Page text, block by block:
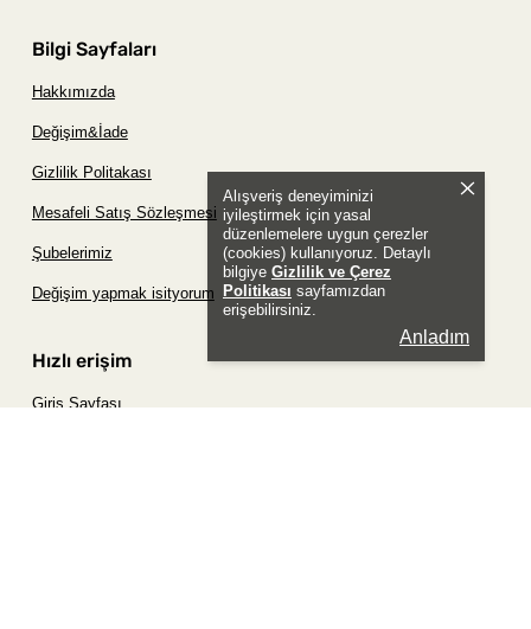
Alışveriş deneyiminizi
iyileştirmek için yasal
düzenlemelere uygun çerezler
(cookies) kullanıyoruz. Detaylı
bilgiye Gizlilik ve Çerez
Politikası sayfamızdan
erişebilirsiniz.
Anladım
Bilgi Sayfaları
Hakkımızda
Değişim&İade
Gizlilik Politakası
Mesafeli Satış Sözleşmesi
Şubelerimiz
Değişim yapmak isityorum
Hızlı erişim
Giriş Sayfası